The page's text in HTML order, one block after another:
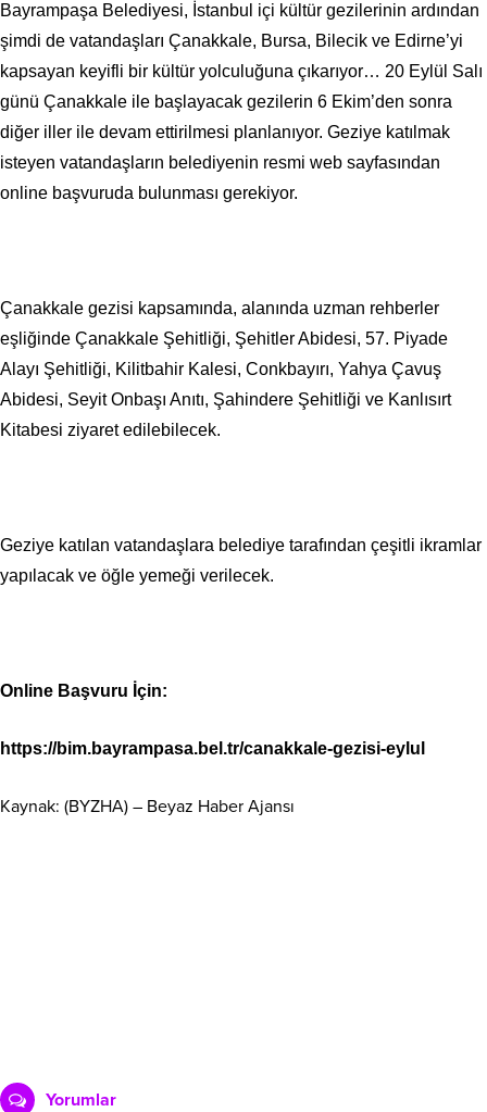
Bayrampaşa Belediyesi, İstanbul içi kültür gezilerinin ardından
şimdi de vatandaşları Çanakkale, Bursa, Bilecik ve Edirne’yi
kapsayan keyifli bir kültür yolculuğuna çıkarıyor… 20 Eylül Salı
günü Çanakkale ile başlayacak gezilerin 6 Ekim’den sonra
diğer iller ile devam ettirilmesi planlanıyor. Geziye katılmak
isteyen vatandaşların belediyenin resmi web sayfasından
online başvuruda bulunması gerekiyor.
Çanakkale gezisi kapsamında, alanında uzman rehberler
eşliğinde Çanakkale Şehitliği, Şehitler Abidesi, 57. Piyade
Alayı Şehitliği, Kilitbahir Kalesi, Conkbayırı, Yahya Çavuş
Abidesi, Seyit Onbaşı Anıtı, Şahindere Şehitliği ve Kanlısırt
Kitabesi ziyaret edilebilecek.
Geziye katılan vatandaşlara belediye tarafından çeşitli ikramlar
yapılacak ve öğle yemeği verilecek.
Online Başvuru İçin:
https://bim.bayrampasa.bel.tr/canakkale-gezisi-eylul
Kaynak: (BYZHA) – Beyaz Haber Ajansı
Yorumlar